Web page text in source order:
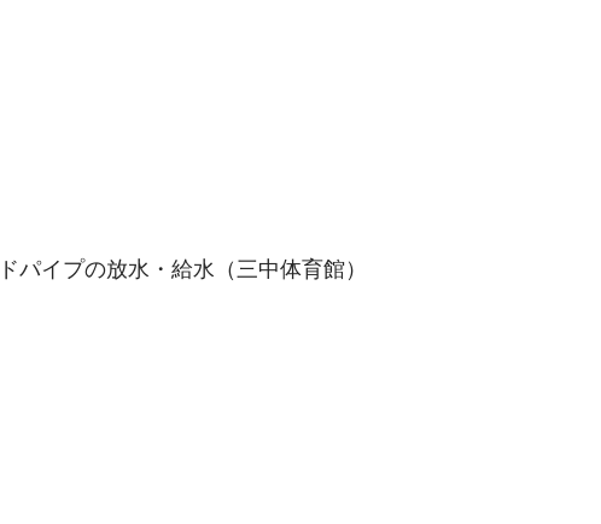
パイプの放水・給水（三中体育館）